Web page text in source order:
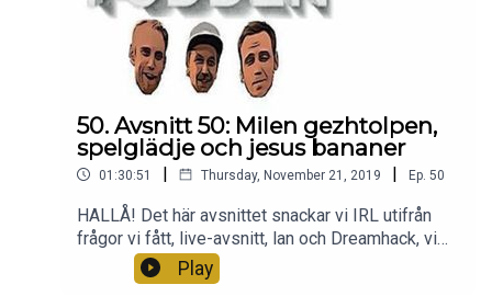
50. Avsnitt 50: Milen gezhtolpen,
spelglädje och jesus bananer
01:30:51 | Thursday, November 21, 2019 | Ep. 50
HALLÅ! Det här avsnittet snackar vi IRL utifrån
frågor vi fått, live-avsnitt, lan och Dreamhack, vi
snackar massor om vad spelglädje är och hur den
kan komma och gå, och att det är okej! ALLT
Play